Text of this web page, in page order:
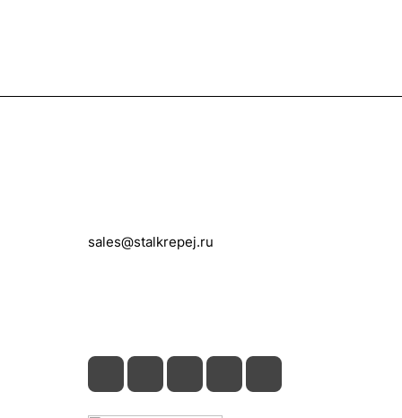
sales@stalkrepej.ru